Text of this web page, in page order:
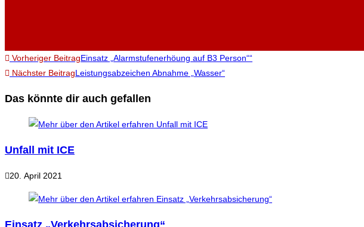
Vorheriger BeitragEinsatz „Alarmstufenerhöung auf B3 Person““
Nächster BeitragLeistungsabzeichen Abnahme „Wasser“
Das könnte dir auch gefallen
Unfall mit ICE
20. April 2021
Einsatz „Verkehrsabsicherung“